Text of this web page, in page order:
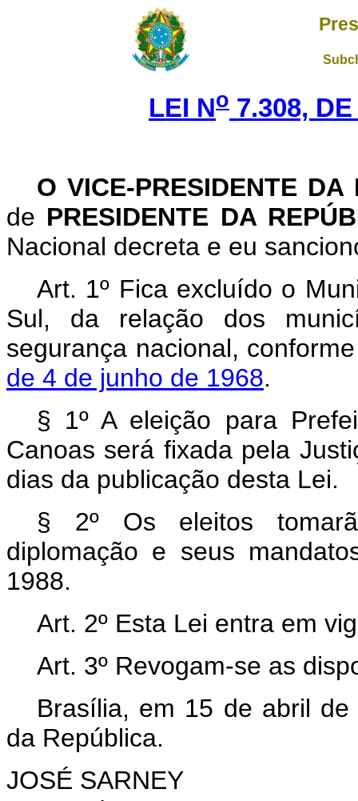
LEI No 7.308,
O VICE-PRESIDENTE DA
de PRESIDENTE DA
Nacional decreta e eu
Art. 1º Fica excluído o
Sul, da relação dos
segurança nacional,
de 4 de junho de 1968.
§ 1º A eleição para
Canoas será fixada pela
dias da publicação desta Lei.
§ 2º Os eleitos
diplomação e seus
1988.
Art. 2º Esta Lei entra em
Art. 3º Revogam-se as
Brasília, em 15 de abril de
da República.
JOSÉ SARNEY